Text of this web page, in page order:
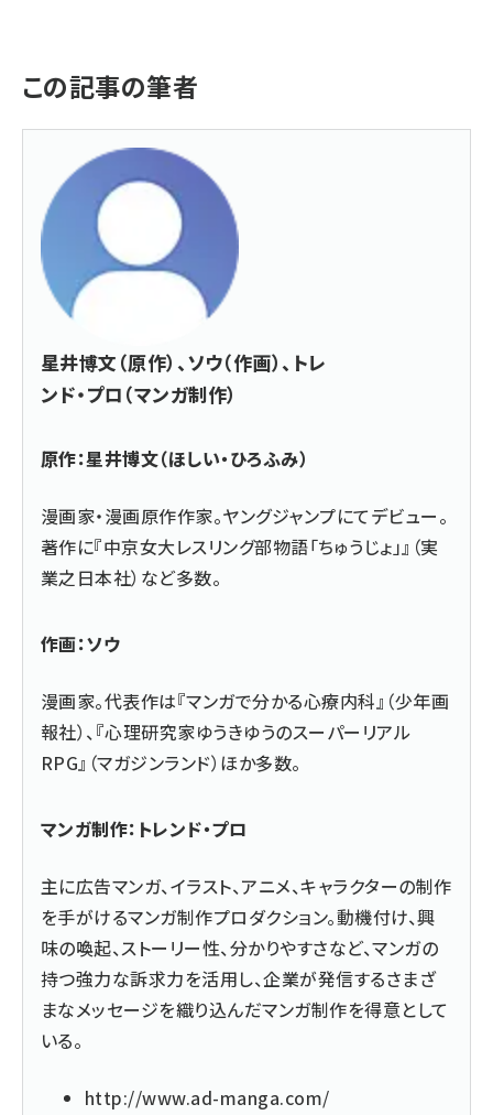
この記事の筆者
星井博文（原作）、ソウ（作画）、トレ
ンド・プロ（マンガ制作）
原作：星井博文（ほしい・ひろふみ）
漫画家・漫画原作作家。ヤングジャンプにてデビュー。
著作に『中京女大レスリング部物語「ちゅうじょ」』（実
業之日本社）など多数。
作画：ソウ
漫画家。代表作は『マンガで分かる心療内科』（少年画
報社）、『心理研究家ゆうきゆうのスーパーリアル
RPG』（マガジンランド）ほか多数。
マンガ制作：トレンド・プロ
主に広告マンガ、イラスト、アニメ、キャラクターの制作
を手がけるマンガ制作プロダクション。動機付け、興
味の喚起、ストーリー性、分かりやすさなど、マンガの
持つ強力な訴求力を活用し、企業が発信するさまざ
まなメッセージを織り込んだマンガ制作を得意として
いる。
http://www.ad-manga.com/